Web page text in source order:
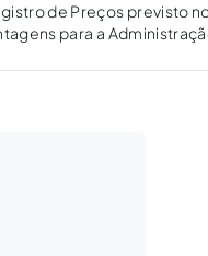
de Preços previsto
para a